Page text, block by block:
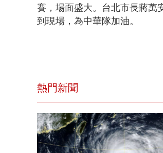
賽，場面盛大。台北市長蔣萬
到現場，為中華隊加油。
熱門新聞